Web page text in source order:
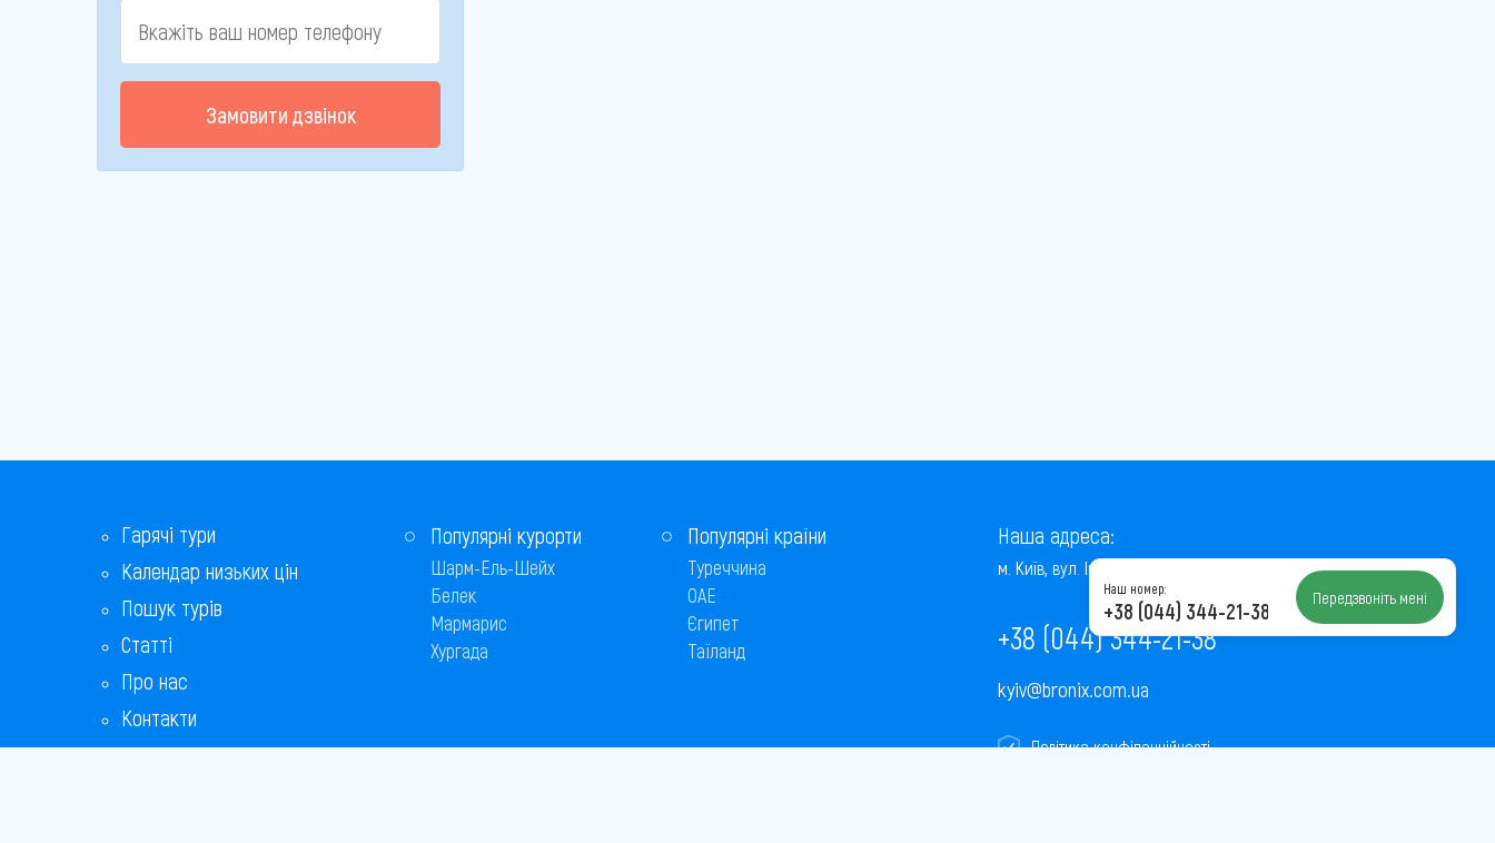
Замовити дзвінок
Гарячі тури
Календар низьких цін
Пошук турів
Статті
Про нас
Контакти
Бонусна програма
Популярні курорти
Шарм-Ель-Шейх
Белек
Мармарис
Хургада
Популярні країни
Туреччина
ОАЕ
Єгипет
Таїланд
Наша адреса:
м. Київ, вул. Інститутська, 22/7, оф. 41
+38 (044) 344-21-38
kyiv@bronix.com.ua
Політика конфіденційності
Наш номер:
+38 (044) 344-21-38 Передзвоніть мені